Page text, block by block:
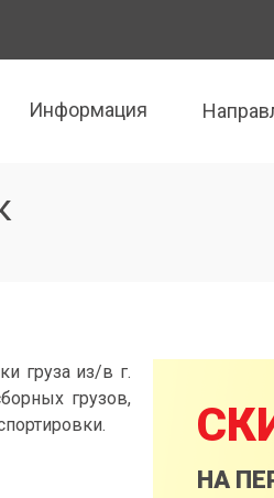
Информация
груза из/в г.
грузов,
НА